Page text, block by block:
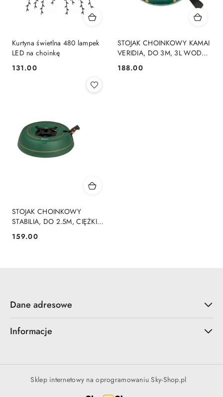
Kurtyna świetlna 480 lampek
LED na choinkę
Cena:
131.00
STOJAK CHOINKOWY KAMAI
VERIDIA, DO 3M, 3L WODY,
SAMOZACISKOWY,
STABILNY
Cena:
188.00
STOJAK CHOINKOWY
STABILIA, DO 2.5M, CIĘŻKI
WSKAŹNIK LED
Cena:
159.00
Dane adresowe
Informacje
Sklep internetowy na oprogramowaniu Sky-Shop.pl